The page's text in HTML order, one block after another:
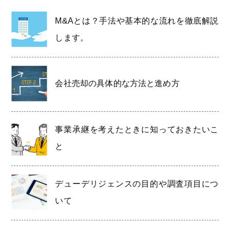
M&Aとは？手法や基本的な流れを徹底解説
します。
会社売却の具体的な方法と進め方
事業承継を考えたときに知っておきたいこ
と
デューデリジェンスの目的や調査項目につ
いて